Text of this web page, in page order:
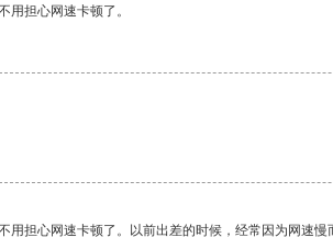
担心网速卡顿了。
担心网速卡顿了。以前出差的时候，经常因为网速